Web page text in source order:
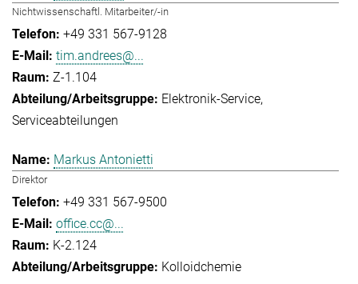
Nichtwissenschaftl. Mitarbeiter/-in
+49 331 567-9128
tim.andrees@...
Z-1.104
Elektronik-Service
Serviceabteilungen
Markus Antonietti
Direktor
+49 331 567-9500
office.cc@...
K-2.124
Kolloidchemie